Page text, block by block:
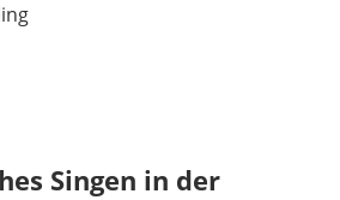
Singen in der